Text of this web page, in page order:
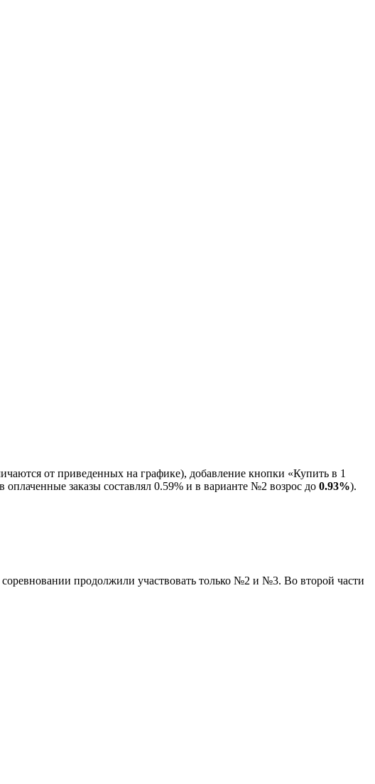
от приведенных на графике), добавление кнопки «Купить в 1
оплаченные заказы составлял 0.59% и в варианте №2 возрос до 0.93%).
продолжили участвовать только №2 и №3. Во второй части